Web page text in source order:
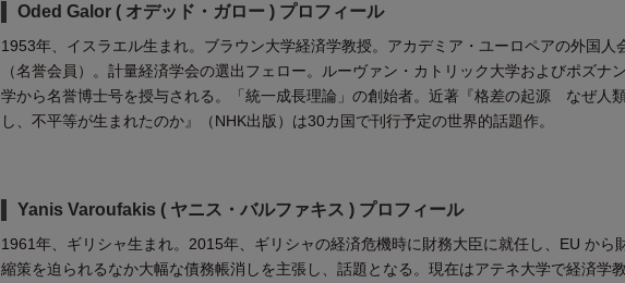
Oded Galor ( オデッド・ガロー ) プロフィール
1953年、イスラエル生まれ。ブラウン大学経済学教授。アカデミア・ユーロペアの外国人
（名誉会員）。計量経済学会の選出フェロー。ルーヴァン・カトリック大学およびポズナ
学から名誉博士号を授与される。「統一成長理論」の創始者。近著『格差の起源 なぜ人
し、不平等が生まれたのか』（NHK出版）は30カ国で刊行予定の世界的話題作。
Yanis Varoufakis ( ヤニス・バルファキス ) プロフィール
1961年、ギリシャ生まれ。2015年、ギリシャの経済危機時に財務大臣に就任し、EU から
縮策を迫られるなか大幅な債務帳消しを主張し、話題となる。現在はアテネ大学で経済学